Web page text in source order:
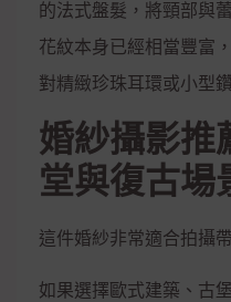
的法式盤髮，將頸部與
花紋本身已經相當豐富
對精緻珍珠耳環或小型
婚紗攝影推
堂與復古場
這件婚紗非常適合拍攝
如果選擇歐式建築、古